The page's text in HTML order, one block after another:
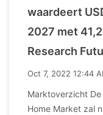
waardeert
2027 met
Research
Oct 7, 2022 12:44
Marktoverzicht
Home Market zal